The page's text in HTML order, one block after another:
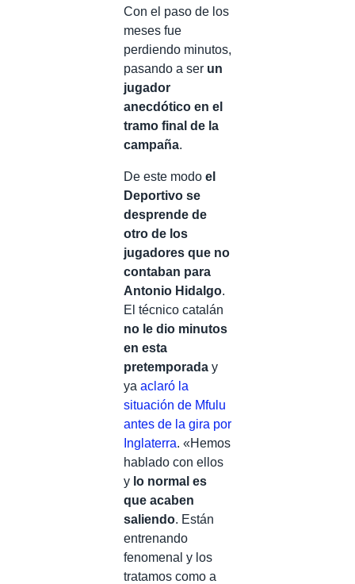
Con el paso de los
meses fue
perdiendo minutos,
pasando a ser un
jugador
anecdótico en el
tramo final de la
campaña.
De este modo el
Deportivo se
desprende de
otro de los
jugadores que no
contaban para
Antonio Hidalgo.
El técnico catalán
no le dio minutos
en esta
pretemporada y
ya aclaró la
situación de Mfulu
antes de la gira por
Inglaterra. «Hemos
hablado con ellos
y lo normal es
que acaben
saliendo. Están
entrenando
fenomenal y los
tratamos como a